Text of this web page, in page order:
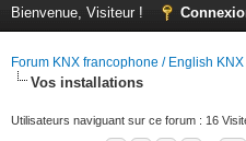
Bienvenue, Visiteur !
Forum KNX francophone / English
Vos installations
Utilisateurs naviguant sur ce forum : 16